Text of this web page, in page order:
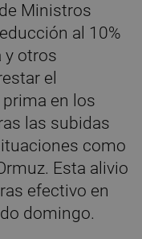
Ministros
al 10%
y otros
el
en los
las subidas
como
Esta alivio
efectivo en
domingo.